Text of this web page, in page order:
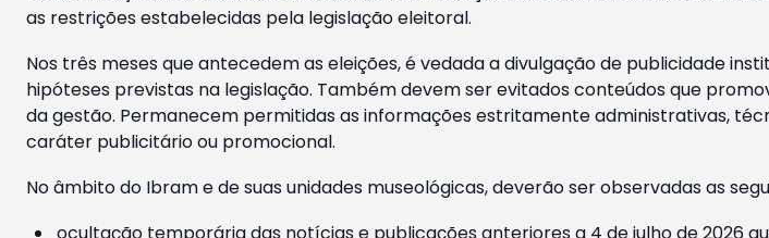
as restrições estabelecidas pela legislação eleitoral.
Nos três meses que antecedem as eleições, é vedada a divulgação de publicidade
hipóteses previstas na legislação. Também devem ser evitados conteúdos que
da gestão. Permanecem permitidas as informações estritamente administrativas,
caráter publicitário ou promocional.
No âmbito do Ibram e de suas unidades museológicas, deverão ser observadas as